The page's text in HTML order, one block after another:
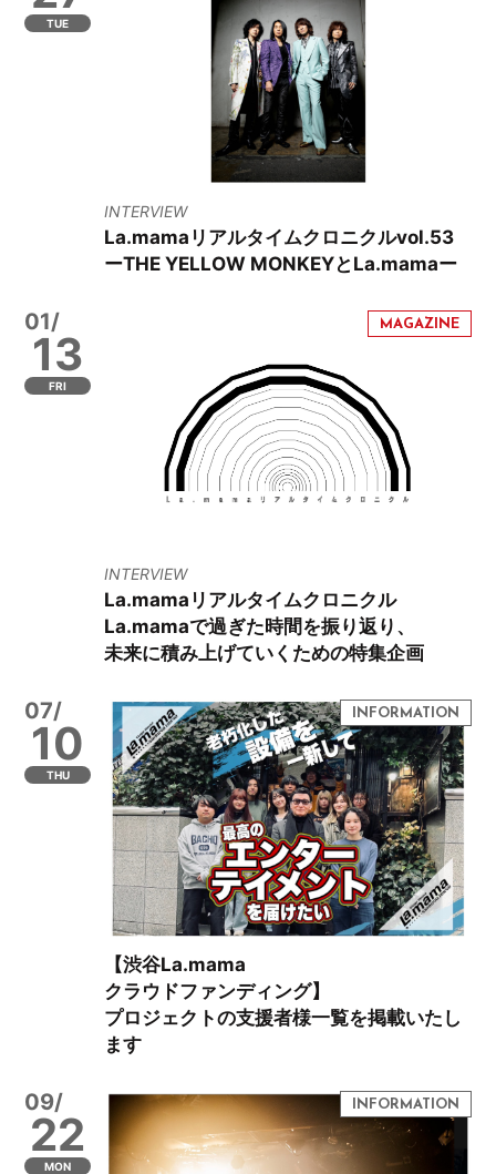
TUE
INTERVIEW
La.mamaリアルタイムクロニクルvol.53
ーTHE YELLOW MONKEYとLa.mamaー
01/
13
FRI
INTERVIEW
La.mamaリアルタイムクロニクル
La.mamaで過ぎた時間を振り返り、
未来に積み上げていくための特集企画
07/
10
THU
【渋谷La.mama
クラウドファンディング】
プロジェクトの支援者様一覧を掲載いたし
ます
09/
22
MON